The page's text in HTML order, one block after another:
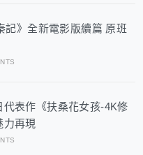
記》全新電影版續篇 原班
代表作《扶桑花女孩-4K修
力再現